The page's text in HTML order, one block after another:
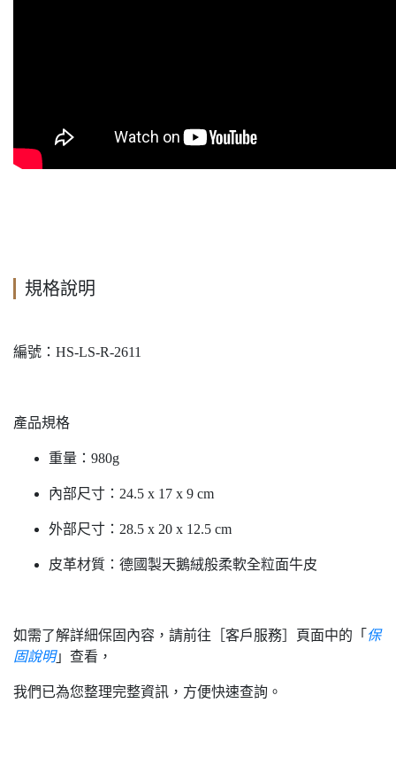
規格說明
編號：HS-LS-R-2611
產品規格
重量：980g
內部尺寸：24.5 x 17 x 9 cm
外部尺寸：28.5 x 20 x 12.5 cm
皮革材質：德國製天鵝絨般柔軟全粒面牛皮
如需了解詳細保固內容，請前往［客戶服務］頁面中的「 保
固說明」查看，
我們已為您整理完整資訊，方便快速查詢。